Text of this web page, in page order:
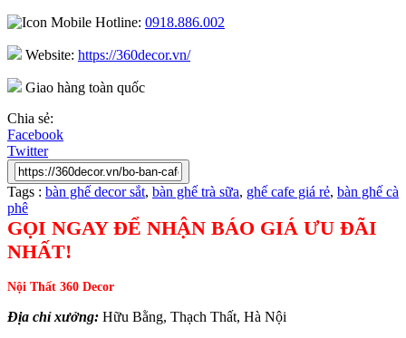
Hotline: 0918.886.002
Website: https://360decor.vn/
Giao hàng toàn quốc
Chia sẻ:
Facebook
Twitter
Tags : bàn ghế decor sắt, bàn ghế trà sữa, ghế cafe giá rẻ, bàn ghế cà
phê
GỌI NGAY ĐỂ NHẬN BÁO GIÁ ƯU ĐÃI
NHẤT!
Nội Thất 360 Decor
Địa chỉ xưởng: Hữu Bằng, Thạch Thất, Hà Nội